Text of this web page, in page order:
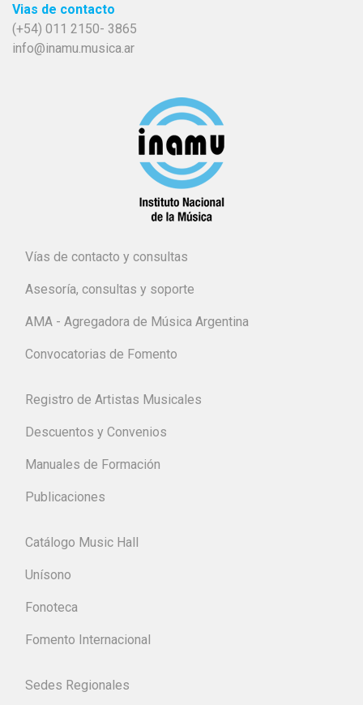
Vias de contacto
(+54) 011 2150- 3865
info@inamu.musica.ar
Vías de contacto y consultas
Asesoría, consultas y soporte
AMA - Agregadora de Música Argentina
Convocatorias de Fomento
Registro de Artistas Musicales
Descuentos y Convenios
Manuales de Formación
Publicaciones
Catálogo Music Hall
Unísono
Fonoteca
Fomento Internacional
Sedes Regionales